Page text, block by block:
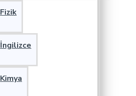
Fizik
İngilizce
Kimya